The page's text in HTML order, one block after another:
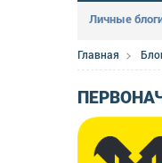
Личные
Главная